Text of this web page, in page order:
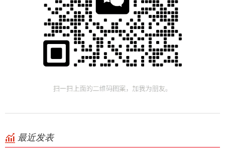
最近发表